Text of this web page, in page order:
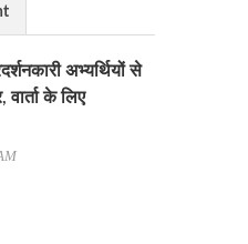
अभ्यर्थियों से
के लिए